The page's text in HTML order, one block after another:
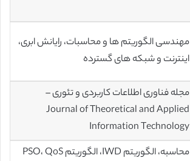
مهندسی الگوریتم ها و محاسبات، رایانش ابری،
اینترنت و شبکه های گسترده
مجله فناوری اطلاعات کاربردی و تئوری –
Journal of Theoretical and Applied
Information Technology
محاسبه، الگوریتم IWD، الگوریتم PSO، QoS